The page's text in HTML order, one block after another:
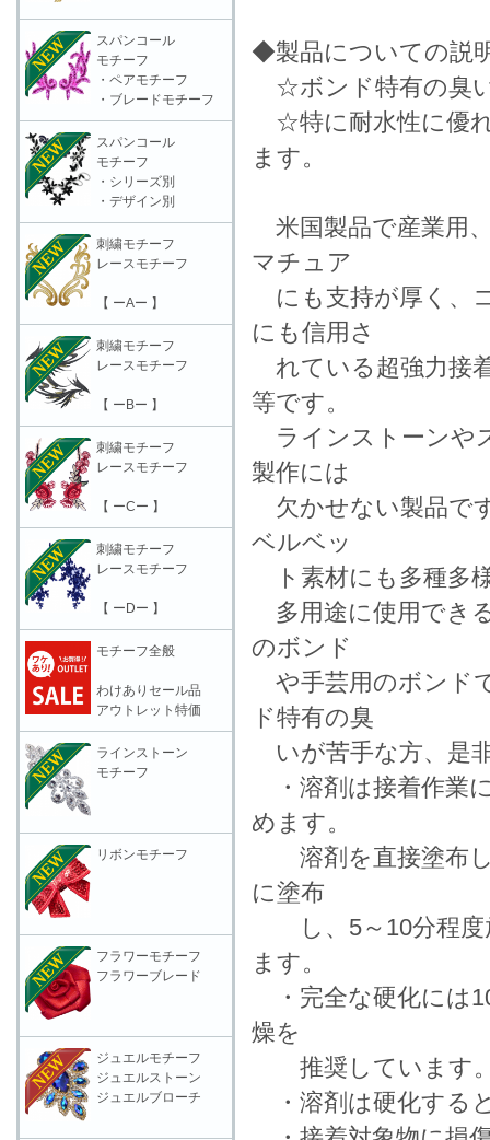
◆製品についての説
☆ボンド特有の臭
☆特に耐水性に優
ます。
米国製品で産業用
マチュア
にも支持が厚く、
にも信用さ
れている超強力接
等です。
ラインストーンや
製作には
欠かせない製品で
ベルベッ
ト素材にも多種多
多用途に使用でき
のボンド
や手芸用のボンド
ド特有の臭
いが苦手な方、是
・溶剤は接着作業
めます。
溶剤を直接塗布し
に塗布
し、5～10分程度
ます。
・完全な硬化には
燥を
推奨していま
・溶剤は硬化する
スパンコール
モチーフ
・ペアモチーフ
・ブレードモチーフ
スパンコール
モチーフ
・シリーズ別
・デザイン別
刺繍モチーフ
レースモチーフ
【 ーAー 】
刺繍モチーフ
レースモチーフ
【 ーBー 】
刺繍モチーフ
レースモチーフ
【 ーCー 】
刺繍モチーフ
レースモチーフ
【 ーDー 】
モチーフ全般
わけありセール品
アウトレット特価
ラインストーン
モチーフ
リボンモチーフ
フラワーモチーフ
フラワーブレード
ジュエルモチーフ
ジュエルストーン
ジュエルブローチ